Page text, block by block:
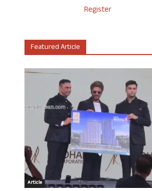
Register
Featured Article
Article